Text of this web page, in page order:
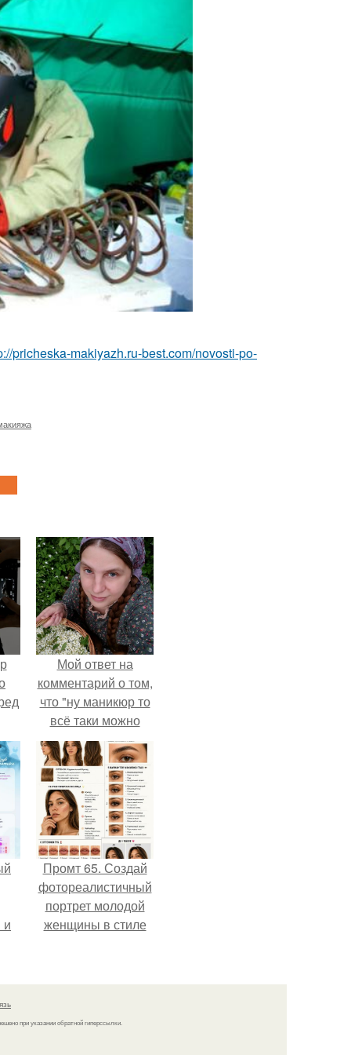
pricheska-makiyazh.ru-best.com/novosti-po-
Мой ответ на
комментарий о том,
что "ну маникюр то
всё таки можно
было бы сделать.
и
Промт 65. Создай
фотореалистичный
портрет молодой
женщины в стиле
при указании обратной гиперссылки.